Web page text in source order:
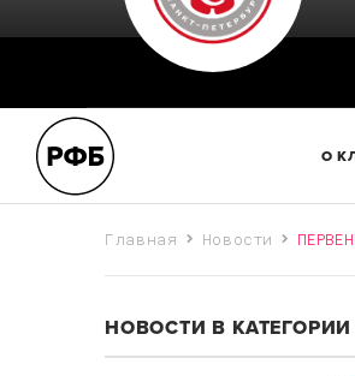
О
Главная Новости
НОВОСТИ В